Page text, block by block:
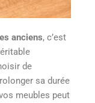
anciens, c’est
de
sa durée
meubles peut